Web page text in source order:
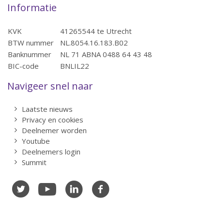
Informatie
KVK
41265544 te Utrecht
BTW nummer
NL.8054.16.183.B02
Banknummer
NL 71 ABNA 0488 64 43 48
BIC-code
BNLIL22
Navigeer snel naar
Laatste nieuws
Privacy en cookies
Deelnemer worden
Youtube
Deelnemers login
Summit